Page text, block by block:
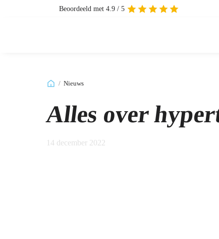
Beoordeeld met 4.9 / 5
/ Nieuws
Alles over
14 december 2022